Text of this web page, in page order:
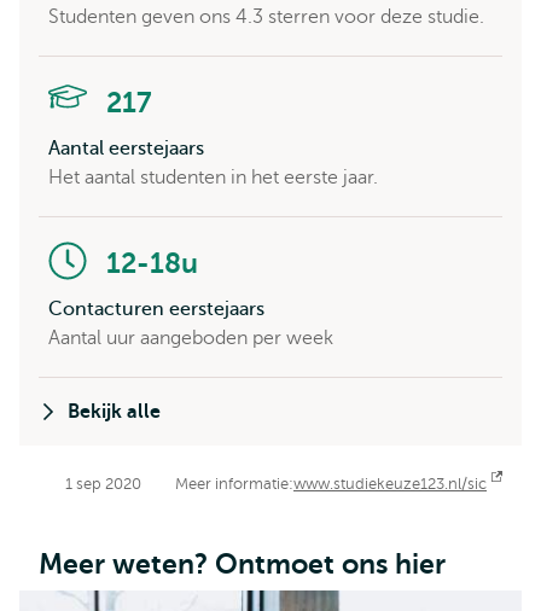
Studenten geven ons 4.3 sterren voor deze studie.
217
Aantal eerstejaars
Het aantal studenten in het eerste jaar.
12-18u
Contacturen eerstejaars
Aantal uur aangeboden per week
Bekijk alle
1 sep 2020 Meer informatie:www.studiekeuze123.nl/sic
Meer weten? Ontmoet ons hier